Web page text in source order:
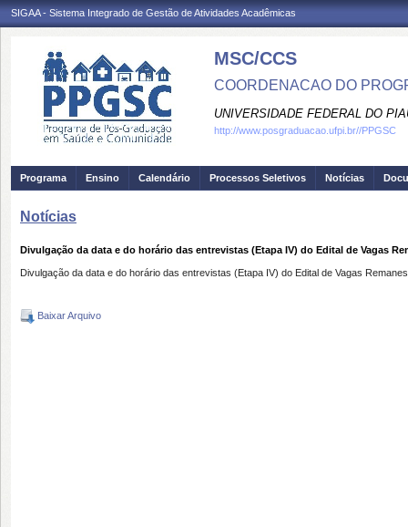
SIGAA - Sistema Integrado de Gestão de Atividades Acadêmicas
MSC/CCS
COORDENACAO DO
UNIVERSIDADE FEDERAL DO
http://www.posgraduacao.ufpi.br//PPGSC
Programa Ensino Calendário Processos Seletivos Notícias
Notícias
Divulgação da data e do horário das entrevistas (Etapa IV) do Edital de Vagas
Divulgação da data e do horário das entrevistas (Etapa IV) do Edital de Vagas
Baixar Arquivo